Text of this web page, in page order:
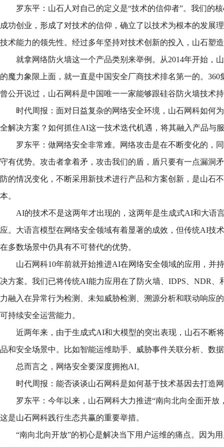
罗东平：山石人对自己的定义是“技术的信仰者”。我们的
成功创业，形成了对技术的信仰，确立了以技术为根本的发展
技术能力的领先性。经过多年坚持对技术创新的投入，山石塑
就拿网络防火墙这一个产品类别来举例。从2014年开始，
的魔力象限上面，就一直是中国安全厂商技术排名第一的。
曾公开说过，山石网科是中国唯一一家能够跟硅谷防火墙技术
时代周报：面对日益复杂的网络安全环境，山石网科如何
全解决方案？如何抓住AI这一技术迭代机遇，将其融入产品与
罗东平：做网络安全非常难。网络攻击是在不断变化的
守有优势。攻击者拿着矛，攻击我们的盾，盾只要有一点漏洞
防的情况变化，不断采用新技术进行产品和方案创新，是山石
本。
AI的技术不是这两年才出现的，这两年是生成式AI和大语
应。大语言模型在网络安全领域有着显著的成效，但传统AI技
在多数场景中仍具有不可替代的优势。
山石网科10年前就开始推进AI在网络安全领域的应用，并
决方案。我们已将传统AI能力应用在了防火墙、IDPS、NDR
力融入在异常行为检测、未知威胁检测、溯源分析和联动响应
可持续安全运营能力。
近两年来，由于生成式AI和大模型的突出表现，山石不断
品和安全场景中。比如智能运维助手、威胁事件关联分析、数
总而言之，网络安全要深度拥抱AI。
时代周报：能否谈谈山石网科是如何基于技术基因去打造
罗东平：今年以来，山石网科大力推进“南向北向全面开放
这是山石网科践行生态共赢的重要举措。
“南向北向开放”的初心是解决当下用户运维的痛点。因为